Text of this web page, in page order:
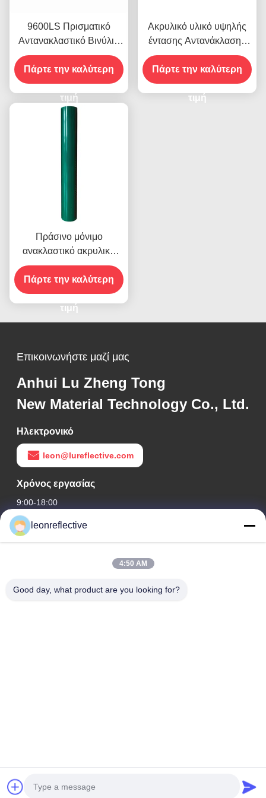
9600LS Πρισματικό
Αντανακλαστικό Βινύλιο
Ρολ Φιλμ υψηλής
έντασης
Πάρτε την καλύτερη
τιμή
Ακρυλικό υλικό υψηλής
έντασης Αντανάκλασης
9300 για αυτοκόλλητα
οχημάτων
Πάρτε την καλύτερη
τιμή
Πράσινο μόνιμο
ανακλαστικό ακρυλικό
φύλλο βινύλιο για την
οδική ασφάλεια
Πάρτε την καλύτερη
τιμή
Επικοινωνήστε μαζί μας
Anhui Lu Zheng Tong
New Material Technology Co., Ltd.
Ηλεκτρονικό
leon@lureflective.com
Χρόνος εργασίας
9:00-18:00
Η διεύθυνσή μας
2ος όροφος, κτίριο D2, Πάρκο Επιστήμης και Τεχνολογίας
Πολιτική απορρήτου
leonreflective
4:50 AM
Good day, what product are you looking for?